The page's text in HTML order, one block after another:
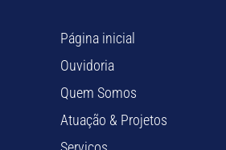
Página inicial
Ouvidoria
Quem Somos
Atuação & Projetos